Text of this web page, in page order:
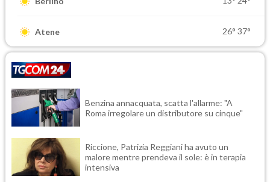
Atene 26° 37°
Benzina annacquata, scatta l'allarme: "A
Roma irregolare un distributore su cinque"
Riccione, Patrizia Reggiani ha avuto un
malore mentre prendeva il sole: è in terapia
intensiva